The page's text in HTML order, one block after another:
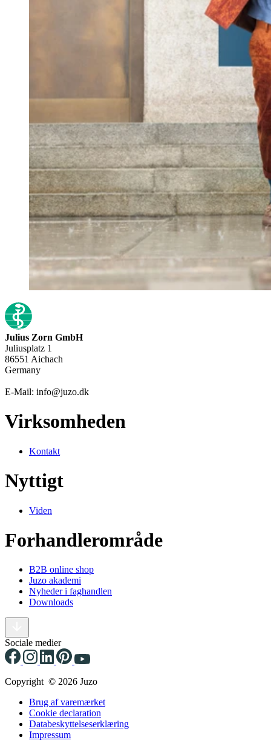
Julius Zorn GmbH
Juliusplatz 1
86551 Aichach
Germany
E-Mail: info@juzo.dk
Virksomheden
Kontakt
Nyttigt
Viden
Forhandlerområde
B2B online shop
Juzo akademi
Nyheder i faghandlen
Downloads
Sociale medier
Copyright © 2026 Juzo
Brug af varemærket
Cookie declaration
Databeskyttelseserklæring
Impressum